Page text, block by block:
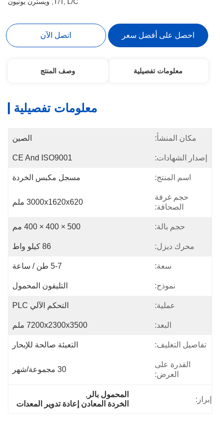
احصل على أفضل سعر اتصل الآن
معلومات تفصيلية وصف المنتج
معلومات تفصيلية
مكان المنشأ: الصين
إصدار الشهادات: CE And ISO9001
اسم المنتج: مسجل مكبس الخردة
حجم غرفة
الصحافة:
3000x1620x620 ملم
حجم بالة: 500 × 400 × 400 مم
محرك ديزل: 86 كيلو واط
سعة: 5-7 طن / ساعة
نموذج: التليفون المحمول
عملية: التحكم الآلي PLC
البعد: 7200x2300x3500 ملم
تفاصيل التغليف: التعبئة صالحة للإبحار
القدرة على
العرض:
30 مجموعة/شهر
إبراز:
المحمول بالر,
الخردة المعادن إعادة تدوير المعدات